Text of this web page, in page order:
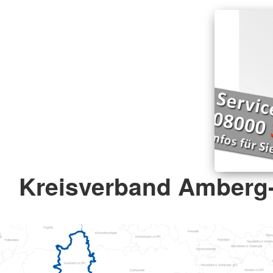
Kreisverband